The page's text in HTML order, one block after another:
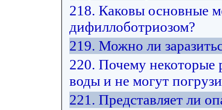
218. Каковы основные
дифиллоботриозом?
219. Можно ли
220. Почему некоторые
воды и не могут
221. Представляет ли